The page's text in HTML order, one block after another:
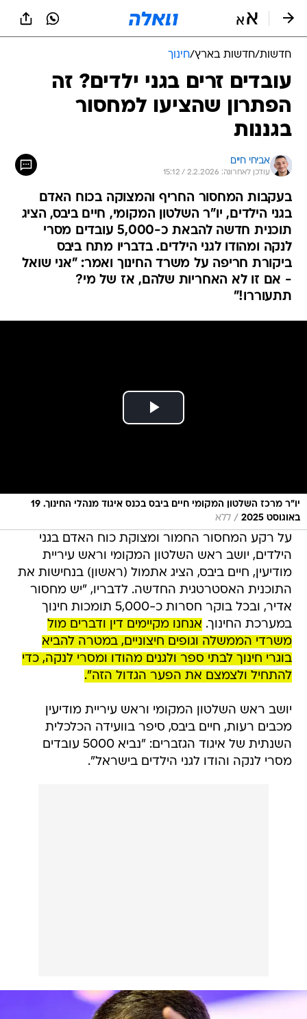
חדשות/חדשות בארץ/חינוך
עובדים זרים בגני ילדים? זה
הפתרון שהציעו למחסור
בגננות
אביחי חיים
עודכן לאחרונה: 2.2.2026 / 15:12
בעקבות המחסור החריף והמצוקה בכוח האדם
בגני הילדים, יו"ר השלטון המקומי, חיים ביבס, הציג
תוכנית חדשה להבאת כ-5,000 עובדים מסרי
לנקה ומהודו לגני הילדים. בדבריו מתח ביבס
ביקורת חריפה על משרד החינוך ואמר: "אני שואל
- אם זו לא האחריות שלהם, אז של מי?
תתעוררו!"
יו"ר מרכז השלטון המקומי חיים ביבס בכנס איגוד מנהלי החינוך. 19
באוגוסט 2025
/ ללא
על רקע המחסור החמור ומצוקת כוח האדם בגני
הילדים, יושב ראש השלטון המקומי וראש עיריית
מודיעין, חיים ביבס, הציג אתמול (ראשון) בנחישות את
התוכנית האסטרטגית החדשה. לדבריו, "יש מחסור
אדיר, ובכל בוקר חסרות כ-5,000 תומכות חינוך
במערכת החינוך. אנחנו מקיימים דין ודברים מול
משרדי הממשלה וגופים חיצוניים, במטרה להביא
בוגרי חינוך לבתי ספר ולגנים מהודו ומסרי לנקה, כדי
להתחיל ולצמצם את הפער הגדול הזה".
יושב ראש השלטון המקומי וראש עיריית מודיעין
מכבים רעות, חיים ביבס, סיפר בוועידה הכלכלית
השנתית של איגוד הגזברים: "נביא 5000 עובדים
מסרי לנקה והודו לגני הילדים בישראל".